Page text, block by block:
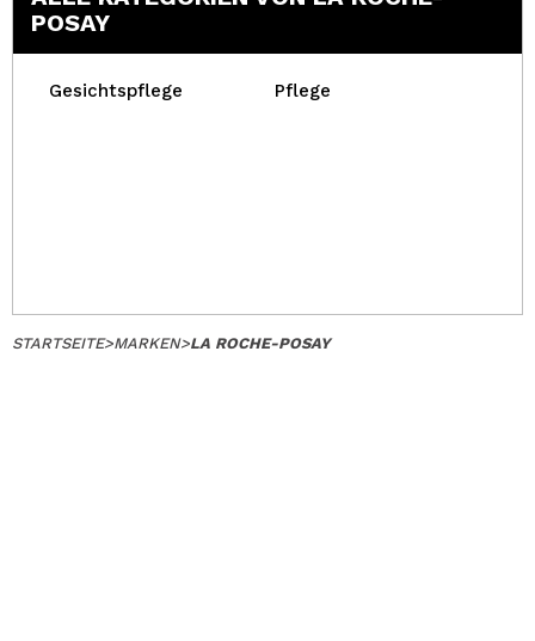
POSAY
Gesichtspflege Pflege
STARTSEITE>MARKEN>LA ROCHE-POSAY